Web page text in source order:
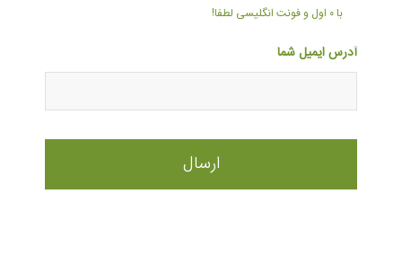
با ۰ اول و فونت انگلیسی لطفا!
آدرس ایمیل شما